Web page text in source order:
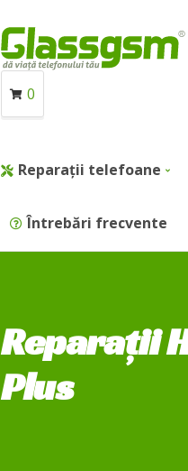
0
Reparații telefoane
Întrebări frecvente
Reparații
Plus